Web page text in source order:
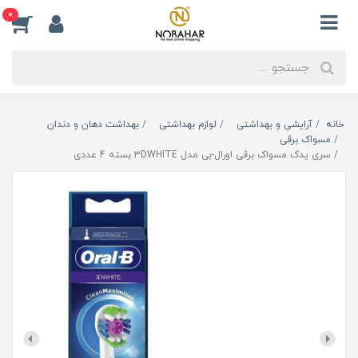
0
خانه آرایشی و بهداشتی لوازم بهداشتی
بهداشت دهان و دندان
مسواک برقی
سری یدک مسواک برقی اورال-بی مدل 3DWHITE بسته 4 عددی